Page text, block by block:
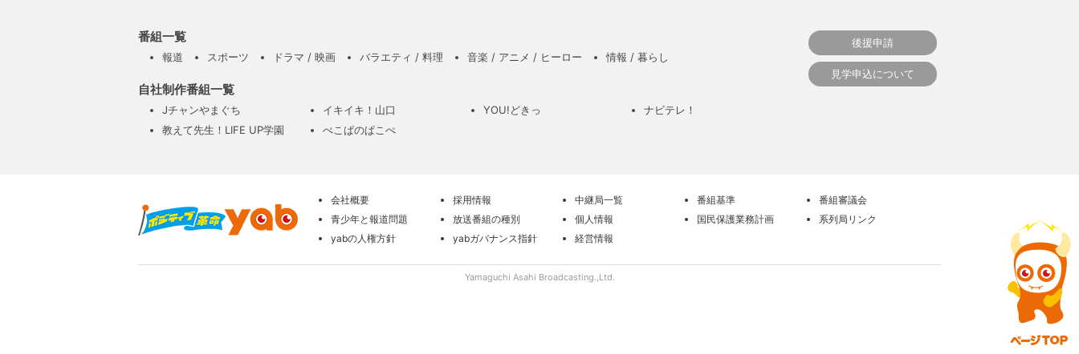
番組一覧
報道 スポーツ ドラマ / 映画 バラエティ / 料理 音楽 / アニメ / ヒーロー 情報 / 暮らし
自社制作番組一覧
Jチャンやまぐち イキイキ！山口 YOU!どきっ
ナビテレ！
教えて先生！LIFE UP学園
ぺこぱのぱこぺ
後援申請
見学申込について
会社概要 採用情報 中継局一覧 番組基準
番組審議会
青少年と報道問題
放送番組の種別 個人情報 国民保護業務計画
系列局リンク
yabの人権方針
yabガバナンス指針 経営情報
Yamaguchi Asahi Broadcasting.,Ltd.